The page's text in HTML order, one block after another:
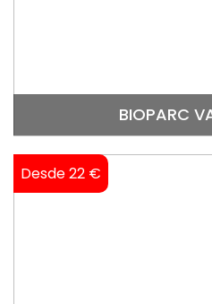
BIOPARC
Desde 22 €